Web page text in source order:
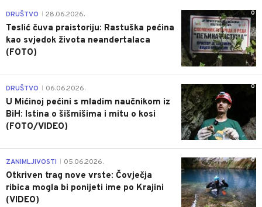
0
DRUŠTVO 28.06.2026.
Teslić čuva praistoriju: Rastuška pećina
kao svjedok života neandertalaca
(FOTO)
0
DRUŠTVO 06.06.2026.
U Mićinoj pećini s mladim naučnikom iz
BiH: Istina o šišmišima i mitu o kosi
(FOTO/VIDEO)
0
ZANIMLJIVOSTI 05.06.2026.
Otkriven trag nove vrste: Čovječja
ribica mogla bi ponijeti ime po Krajini
(VIDEO)